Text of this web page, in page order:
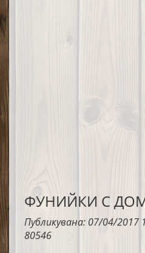
ФУНИЙКИ С
Публикувана: 07/04/2017
80546